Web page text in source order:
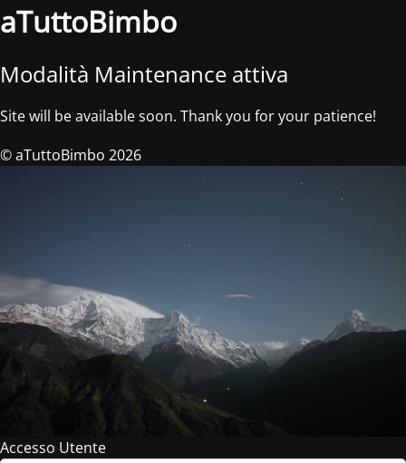
aTuttoBimbo
Modalità Maintenance attiva
Site will be available soon. Thank you for your patience!
© aTuttoBimbo 2026
Accesso Utente